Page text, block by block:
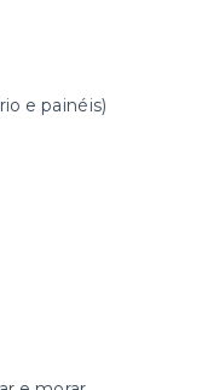
e painéis)